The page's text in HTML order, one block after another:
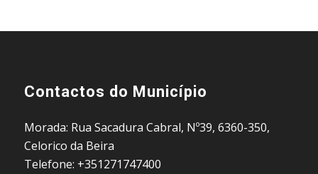
Contactos do Município
Morada: Rua Sacadura Cabral, Nº39, 6360-350,
Celorico da Beira
Telefone: +351271747400